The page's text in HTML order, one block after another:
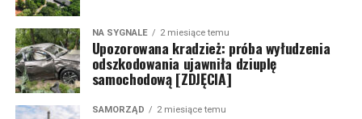
NA SYGNALE 2 miesiące temu
Upozorowana kradzież: próba wyłudzenia
odszkodowania ujawniła dziuplę
samochodową [ZDJĘCIA]
SAMORZĄD 2 miesiące temu